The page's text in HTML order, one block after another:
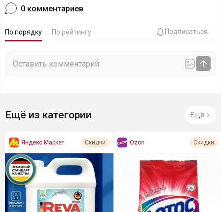
0 комментариев
По порядку По рейтингу Подписаться
Ещё из категории Ещё
Яндекс Маркет Скидки Ozon Скидки